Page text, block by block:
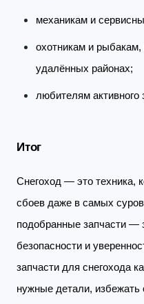
механикам и
охотникам и
удалённых районах;
любителям активного
Итог
Снегоход — это техника,
сбоев даже в самых
подобранные запчасти —
безопасности и
запчасти для снегохода
нужные детали,